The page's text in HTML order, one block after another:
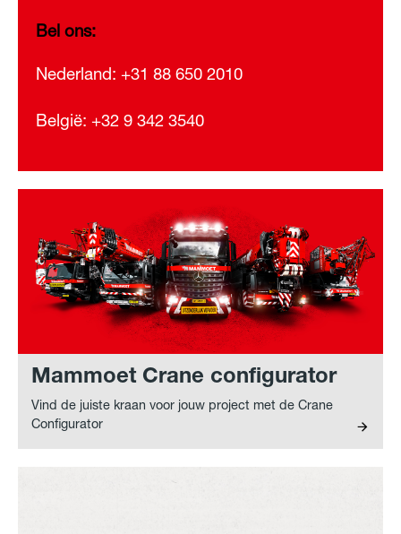
Bel ons:
Nederland: +31 88 650 2010
België: +32 9 342 3540
Mammoet Crane configurator
Vind de juiste kraan voor jouw project met de Crane
Configurator